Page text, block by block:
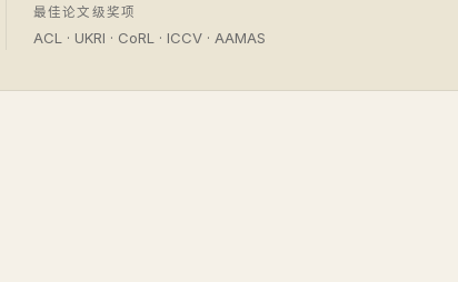
最佳论文级奖项
ACL · UKRI · CoRL · ICCV · AAMAS